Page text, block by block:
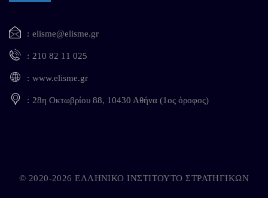
elisme@elisme.gr
210 82 11 025
www.elisme.gr
28η Οκτωβρίου 88, 10430 Αθήνα (1ος όροφος)
© 2020-2026 ΕΛΛΗΝΙΚΟ ΙΝΣΤΙΤΟΥΤΟ ΣΤΡΑΤΗΓΙΚΩΝ